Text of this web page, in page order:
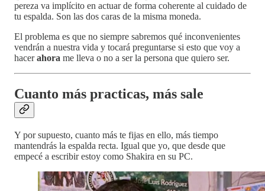
pereza va implícito en actuar de forma coherente al cuidado de
tu espalda. Son las dos caras de la misma moneda.
El problema es que no siempre sabremos qué inconvenientes
vendrán a nuestra vida y tocará preguntarse si esto que voy a
hacerahora me lleva o no a ser la persona que quiero ser.
Cuanto más practicas, más sale
Y por supuesto, cuanto más te fijas en ello, más tiempo
mantendrás la espalda recta. Igual que yo, que desde que
empecé a escribir estoy como Shakira en su PC.